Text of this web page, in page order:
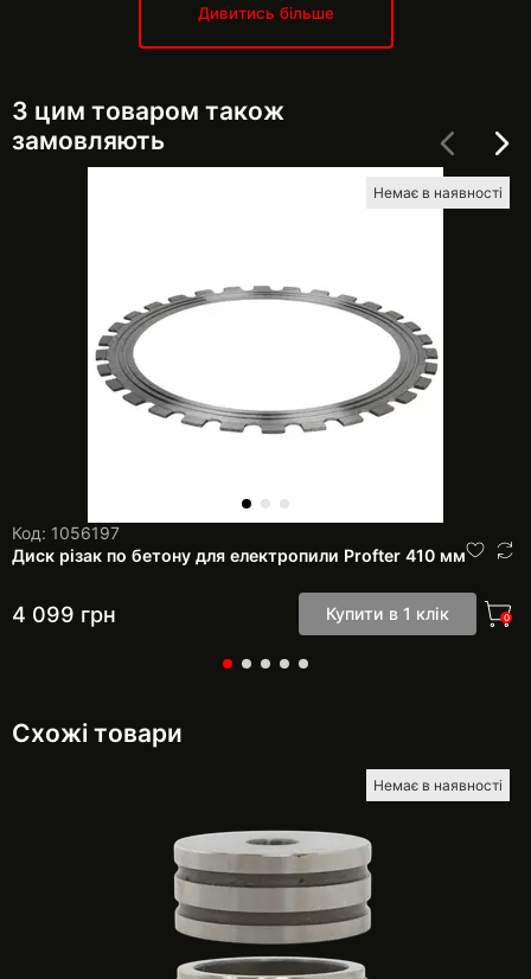
Дивитись більше
З цим товаром також
замовляють
Немає в наявності
Код: 1056197
Диск різак по бетону для електропили Profter 410 мм
4 099 грн Купити в 1 клік 0
Схожі товари
Немає в наявності